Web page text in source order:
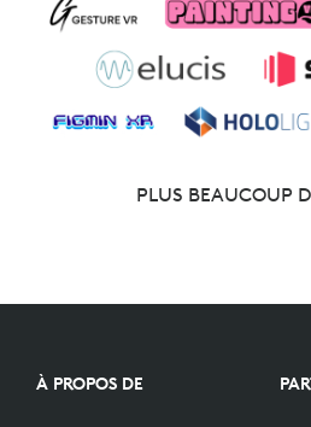
PLUS BEAUCOUP
À PROPOS DE